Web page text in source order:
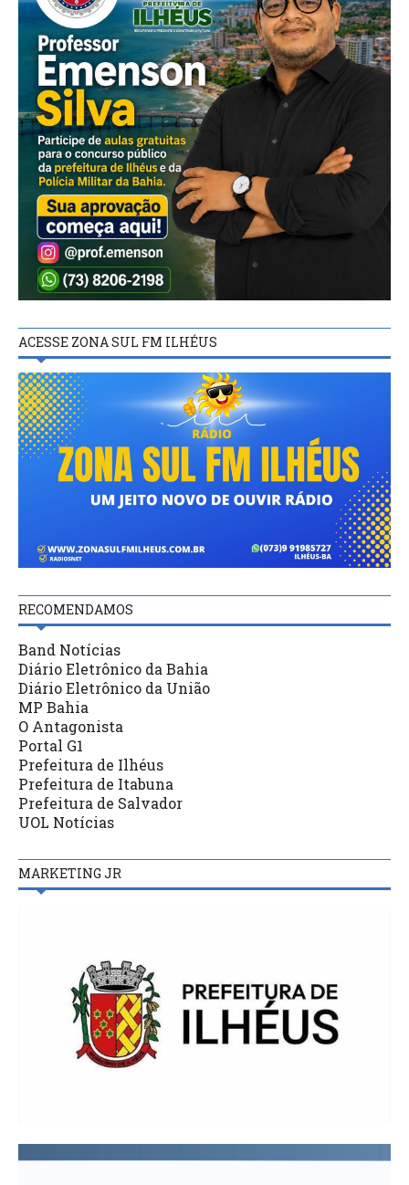
ACESSE ZONA SUL FM ILHÉUS
RECOMENDAMOS
Band Notícias
Diário Eletrônico da Bahia
Diário Eletrônico da União
MP Bahia
O Antagonista
Portal G1
Prefeitura de Ilhéus
Prefeitura de Itabuna
Prefeitura de Salvador
UOL Notícias
MARKETING JR